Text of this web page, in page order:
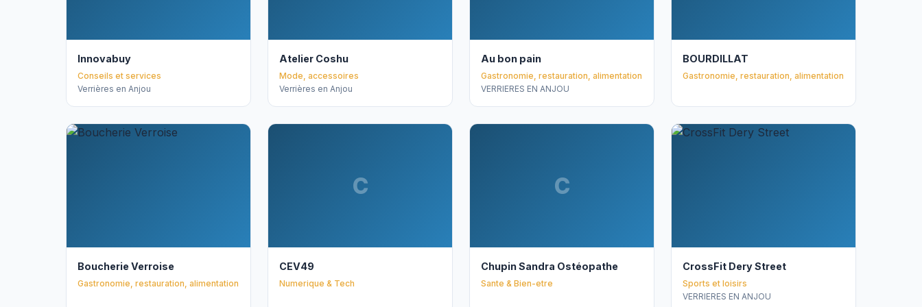
Innovabuy
Conseils et services
Verrières en Anjou
Atelier Coshu
Mode, accessoires
Verrières en Anjou
Au bon pain
Gastronomie, restauration, alimentation
VERRIERES EN ANJOU
BOURDILLAT
Gastronomie, restauration, alimentation
Boucherie Verroise
Gastronomie, restauration, alimentation
C
CEV49
Numerique & Tech
C
Chupin Sandra Ostéopathe
Sante & Bien-etre
CrossFit Dery Street
Sports et loisirs
VERRIERES EN ANJOU